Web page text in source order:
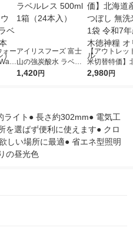
ォーアイリスフーズ 富士
山の強炭酸水 ラベル
レス 500ml 1箱（24
1,420円
【アウトレッ
米切替特価】
ななつぼし 無
2,980円
ライト● 長さ約302mm● 電気工
を選ばず便利に使えます● クロ
しい場所に最適● 省エネ型照明
の昼光色